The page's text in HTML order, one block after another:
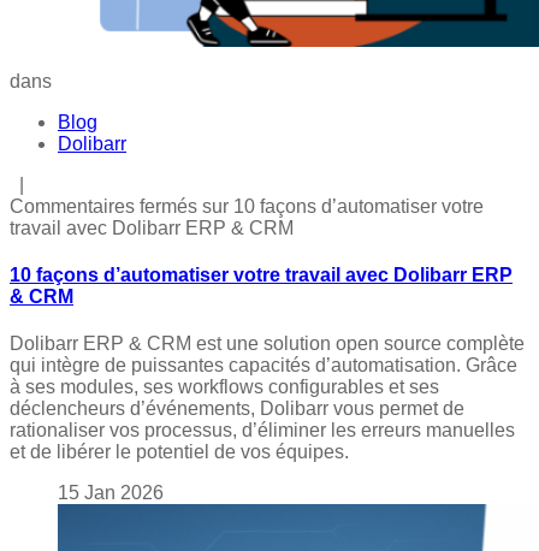
dans
Blog
Dolibarr
Commentaires fermés sur 10 façons d’automatiser votre
travail avec Dolibarr ERP & CRM
10 façons d’automatiser votre travail avec Dolibarr ERP
& CRM
Dolibarr ERP & CRM est une solution open source complète
qui intègre de puissantes capacités d’automatisation. Grâce
à ses modules, ses workflows configurables et ses
déclencheurs d’événements, Dolibarr vous permet de
rationaliser vos processus, d’éliminer les erreurs manuelles
et de libérer le potentiel de vos équipes.
15 Jan 2026